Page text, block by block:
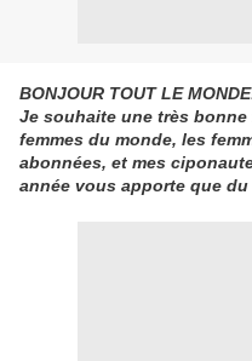
BONJOUR TOUT LE
Je souhaite une très
femmes du monde, les
abonnées, et mes
année vous apporte que du